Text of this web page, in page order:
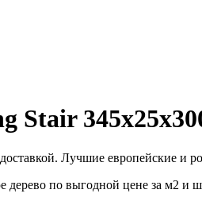
Лучшие европейские и
по выгодной цене за м2 и